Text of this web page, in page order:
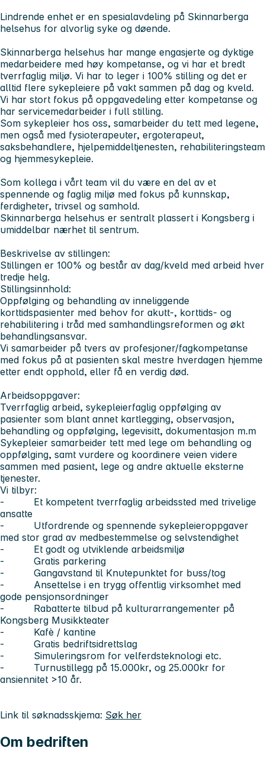
Lindrende enhet er en spesialavdeling på Skinnarberga
helsehus for alvorlig syke og døende.
Skinnarberga helsehus har mange engasjerte og dyktige
medarbeidere med høy kompetanse, og vi har et bredt
tverrfaglig miljø. Vi har to leger i 100% stilling og det er
alltid flere sykepleiere på vakt sammen på dag og kveld.
Vi har stort fokus på oppgavedeling etter kompetanse og
har servicemedarbeider i full stilling.
Som sykepleier hos oss, samarbeider du tett med legene,
men også med fysioterapeuter, ergoterapeut,
saksbehandlere, hjelpemiddeltjenesten, rehabiliteringsteam
og hjemmesykepleie.
Som kollega i vårt team vil du være en del av et
spennende og faglig miljø med fokus på kunnskap,
ferdigheter, trivsel og samhold.
Skinnarberga helsehus er sentralt plassert i Kongsberg i
umiddelbar nærhet til sentrum.
Beskrivelse av stillingen:
Stillingen er 100% og består av dag/kveld med arbeid hver
tredje helg.
Stillingsinnhold:
Oppfølging og behandling av inneliggende
korttidspasienter med behov for akutt-, korttids- og
rehabilitering i tråd med samhandlingsreformen og økt
behandlingsansvar.
Vi samarbeider på tvers av profesjoner/fagkompetanse
med fokus på at pasienten skal mestre hverdagen hjemme
etter endt opphold, eller få en verdig død.
Arbeidsoppgaver:
Tverrfaglig arbeid, sykepleierfaglig oppfølging av
pasienter som blant annet kartlegging, observasjon,
behandling og oppfølging, legevisitt, dokumentasjon m.m
Sykepleier samarbeider tett med lege om behandling og
oppfølging, samt vurdere og koordinere veien videre
sammen med pasient, lege og andre aktuelle eksterne
tjenester.
Vi tilbyr:
- Et kompetent tverrfaglig arbeidssted med trivelige
ansatte
- Utfordrende og spennende sykepleieroppgaver
med stor grad av medbestemmelse og selvstendighet
- Et godt og utviklende arbeidsmiljø
- Gratis parkering
- Gangavstand til Knutepunktet for buss/tog
- Ansettelse i en trygg offentlig virksomhet med
gode pensjonsordninger
- Rabatterte tilbud på kulturarrangementer på
Kongsberg Musikkteater
- Kafè / kantine
- Gratis bedriftsidrettslag
- Simuleringsrom for velferdsteknologi etc.
- Turnustillegg på 15.000kr, og 25.000kr for
ansiennitet >10 år.
Link til søknadsskjema: Søk her
Om bedriften